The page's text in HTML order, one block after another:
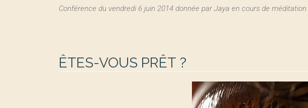
Conférence du vendredi 6 juin 2014 donnée par Jaya en cours de méditation.
ÊTES-VOUS PRÊT ?